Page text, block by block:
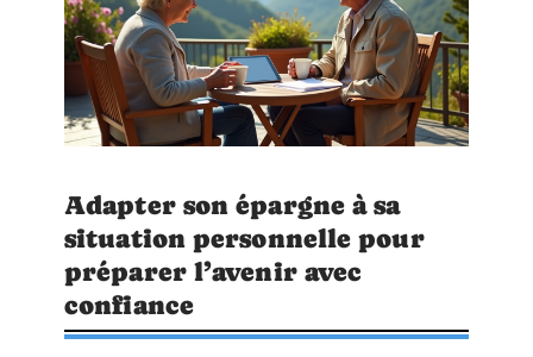
Adapter son épargne à sa
situation personnelle pour
préparer l’avenir avec
confiance